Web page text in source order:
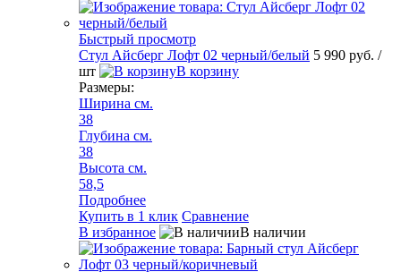
Быстрый просмотр
Стул Айсберг Лофт 02 черный/белый 5 990 руб. /
шт
В корзину
Размеры:
Ширина см.
38
Глубина см.
38
Высота см.
58,5
Подробнее
Купить в 1 клик Сравнение
В избранное
В наличии